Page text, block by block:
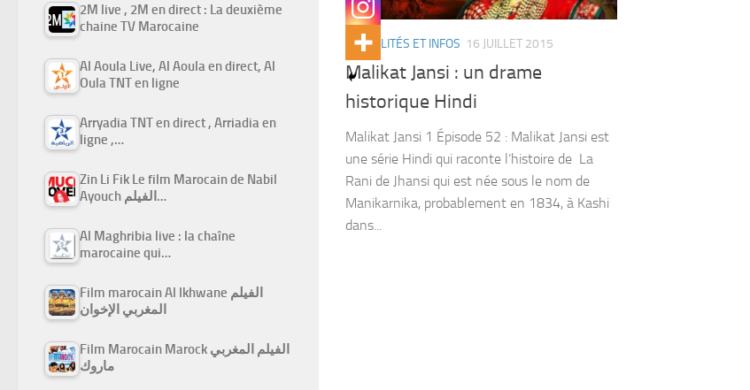
ACTUALITÉS ET INFOS 16 JUILLET 2015
Malikat Jansi : un drame
historique Hindi
Malikat Jansi 1 Épisode 52 : Malikat Jansi est
une série Hindi qui raconte l’histoire de La
Rani de Jhansi qui est née sous le nom de
Manikarnika, probablement en 1834, à Kashi
dans...
2M live , 2M en direct : La deuxième
chaine TV Marocaine
Al Aoula Live, Al Aoula en direct, Al
Oula TNT en ligne
Arryadia TNT en direct , Arriadia en
ligne ,…
Zin Li Fik Le film Marocain de Nabil
Ayouch الفيلم…
Al Maghribia live : la chaîne
marocaine qui…
Film marocain Al Ikhwane الفيلم
المغربي الإخوان
Film Marocain Marock الفيلم المغربي
ماروك